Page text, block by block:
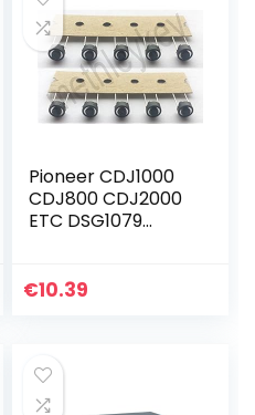
Pioneer CDJ1000
CDJ800 CDJ2000
ETC DSG1079
€10.39